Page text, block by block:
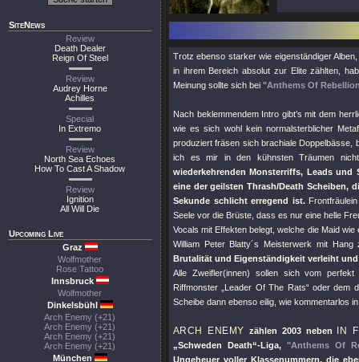
SiteNews
Review
Death Dealer
Reign Of Steel
Review
Audrey Horne
Achilles
Special
In Extremo
Review
North Sea Echoes
How To Cast A Shadow
Review
Ignition
All Will Die
Upcoming Live
Graz
Wolfmother
Rose Tattoo
Innsbruck
Wolfmother
Dinkelsbühl
Arch Enemy (+21)
Arch Enemy (+21)
Arch Enemy (+21)
Arch Enemy (+21)
München
Trotz ebenso starker wie eigenständiger
in ihrem Bereich absolut zur Elite zählten,
Meinung sollte sich bei "Anthems Of
Nach beklemmendem Intro gibt’s mit dem
wie es sich wohl kein normalsterblicher
produziert fräsen sich brachiale Doppelbässe,
ich es mir in den kühnsten Träumen
wiederkehrenden Monsterriffs, Leads
eine der geilsten Thrash/Death Scheiben,
Sekunde schlicht erregend ist.
Seele vor die Brüste, dass es nur eine helle
Vocals mit Effekten belegt, welche die Maid
William Peter Blatty´s Meisterwerk mit
Brutalität und Eigenständigkeit verleiht
Alle Zweifler(innen) sollen sich vom
Riffmonster „Leader Of The Rats“ oder dem
Scheibe dann ebenso eilig, wie kommentarlos
ARCH ENEMY zählen 2003 neben IN
„Schweden Death“-Liga, "Anthems Of
Ungeheuer voller Klassenummern, die